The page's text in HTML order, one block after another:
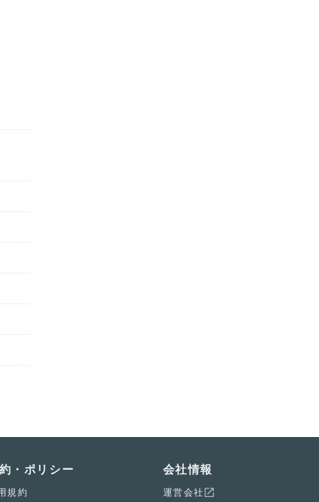
・ポリシー
規約
会社情報
運営会社